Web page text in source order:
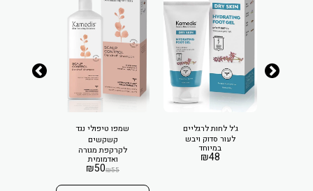
ג'ל לחות לרגליים
לעור סדוק ויבש
במיוחד
₪48
שמפו טיפולי נגד
קשקשים
לקרקפת מגורה
ואדמומית
₪55
₪50